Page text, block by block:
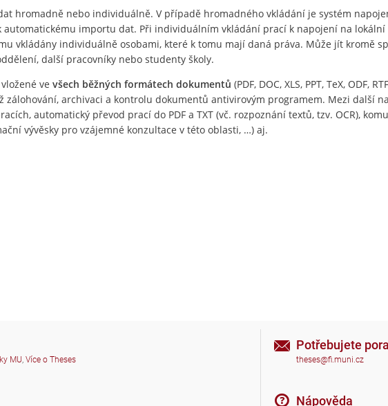
hromadně nebo individuálně. V případě hromadného vkládání je systém
automatickému importu dat. Při individuálním vkládání prací k napojení na lokální
vkládány individuálně osobami, které k tomu mají daná práva. Může jít kromě
další pracovníky nebo studenty školy.
ve všech běžných formátech dokumentů (PDF, DOC, XLS, PPT, TeX, ODF,
zálohování, archivaci a kontrolu dokumentů antivirovým programem. Mezi další
automatický převod prací do PDF a TXT (vč. rozpoznání textů, tzv. OCR),
vývěsky pro vzájemné konzultace v této oblasti, …) aj.
MU, Více o Theses
Potřebujete
theses@fi.muni.cz
Nápověda